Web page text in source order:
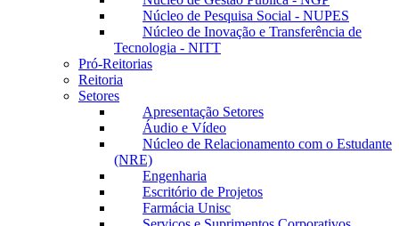
Núcleo de Pesquisa Social - NUPES
Núcleo de Inovação e Transferência de
Tecnologia - NITT
Pró-Reitorias
Reitoria
Setores
Apresentação Setores
Áudio e Vídeo
Núcleo de Relacionamento com o Estudante
(NRE)
Engenharia
Escritório de Projetos
Farmácia Unisc